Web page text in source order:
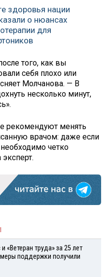
здоровья нации
о нюансах
для
того, как вы
себя плохо или
Молчанова. — В
несколько минут,
рекомендуют менять
врачом: даже если
четко
эксперт.
«Ветеран труда» за 25 лет
поддержки получили